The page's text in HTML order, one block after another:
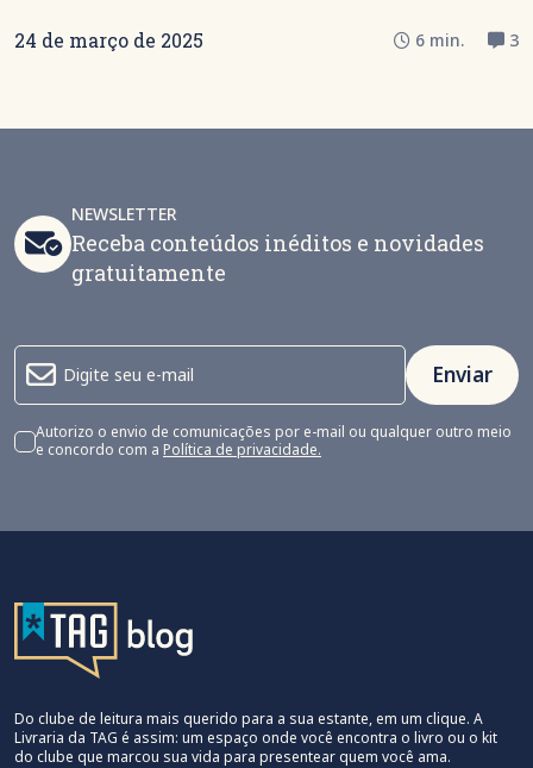
24 de março de 2025 6 min. 3
NEWSLETTER
Receba conteúdos inéditos e novidades
gratuitamente
Enviar
Autorizo o envio de comunicações por e-mail ou qualquer outro meio
e concordo com a Política de privacidade.
Do clube de leitura mais querido para a sua estante, em um clique. A
Livraria da TAG é assim: um espaço onde você encontra o livro ou o kit
do clube que marcou sua vida para presentear quem você ama.